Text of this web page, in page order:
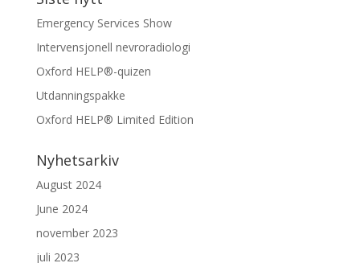
Emergency Services Show
Intervensjonell nevroradiologi
Oxford HELP®-quizen
Utdanningspakke
Oxford HELP® Limited Edition
Nyhetsarkiv
August 2024
June 2024
november 2023
juli 2023